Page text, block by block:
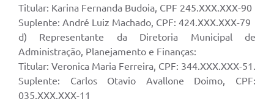
Titular: Karina Fernanda Budoia, CPF 245.XXX.XXX-90
Suplente: André Luiz Machado, CPF: 424.XXX.XXX-79
d) Representante da Diretoria Municipal de
Administração, Planejamento e Finanças:
Titular: Veronica Maria Ferreira, CPF: 344.XXX.XXX-51.
Suplente: Carlos Otavio Avallone Doimo, CPF:
035.XXX.XXX-11